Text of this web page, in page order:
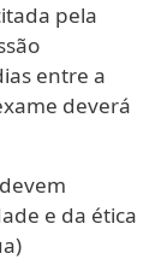
pela
entre a
deverá
e da ética